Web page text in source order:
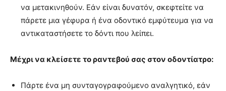
να μετακινηθούν. Εάν είναι δυνατόν, σκεφτείτε να
πάρετε μια γέφυρα ή ένα οδοντικό εμφύτευμα για να
αντικαταστήσετε το δόντι που λείπει.
Μέχρι να κλείσετε το ραντεβού σας στον οδοντίατρο:
Πάρτε ένα μη συνταγογραφούμενο αναλγητικό, εάν